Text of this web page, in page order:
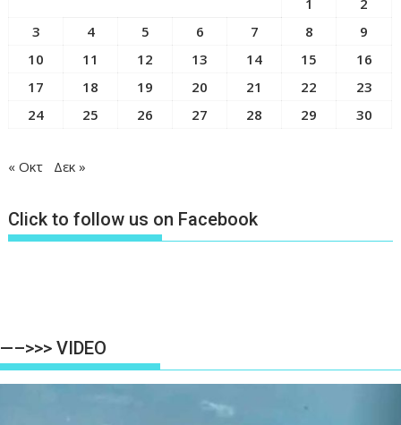
1
2
3
4 5 6 7 8
9
10
11 12 13 14 15
16
17
18 19 20 21 22
23
24
25 26 27 28 29 30
« Οκτ Δεκ »
Click to follow us on Facebook
—–>>> VIDEO